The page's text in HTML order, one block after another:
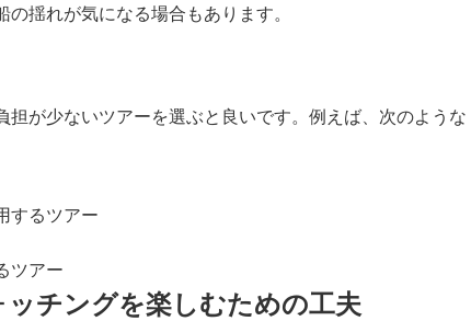
揺れが気になる場合もあります。
担が少ないツアーを選ぶと良いです。例えば、次のような
するツアー
ツアー
ッチングを楽しむための工夫